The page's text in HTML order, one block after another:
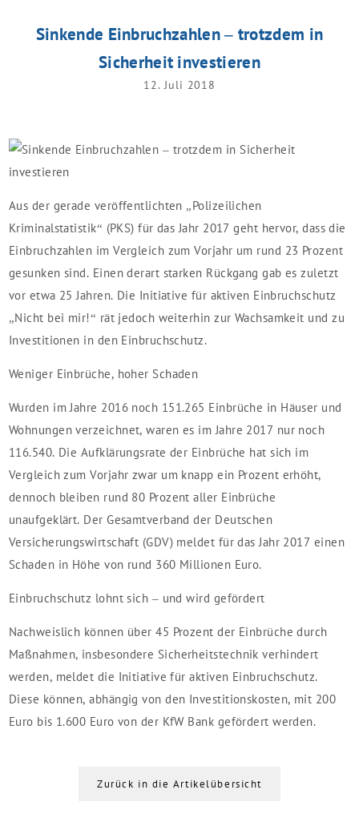
Sinkende Einbruchzahlen – trotzdem in
Sicherheit investieren
12. Juli 2018
Aus der gerade veröffentlichten „Polizeilichen
Kriminalstatistik“ (PKS) für das Jahr 2017 geht hervor, dass die
Einbruchzahlen im Vergleich zum Vorjahr um rund 23 Prozent
gesunken sind. Einen derart starken Rückgang gab es zuletzt
vor etwa 25 Jahren. Die Initiative für aktiven Einbruchschutz
„Nicht bei mir!“ rät jedoch weiterhin zur Wachsamkeit und zu
Investitionen in den Einbruchschutz.
Weniger Einbrüche, hoher Schaden
Wurden im Jahre 2016 noch 151.265 Einbrüche in Häuser und
Wohnungen verzeichnet, waren es im Jahre 2017 nur noch
116.540. Die Aufklärungsrate der Einbrüche hat sich im
Vergleich zum Vorjahr zwar um knapp ein Prozent erhöht,
dennoch bleiben rund 80 Prozent aller Einbrüche
unaufgeklärt. Der Gesamtverband der Deutschen
Versicherungswirtschaft (GDV) meldet für das Jahr 2017 einen
Schaden in Höhe von rund 360 Millionen Euro.
Einbruchschutz lohnt sich – und wird gefördert
Nachweislich können über 45 Prozent der Einbrüche durch
Maßnahmen, insbesondere Sicherheitstechnik verhindert
werden, meldet die Initiative für aktiven Einbruchschutz.
Diese können, abhängig von den Investitionskosten, mit 200
Euro bis 1.600 Euro von der KfW Bank gefördert werden.
Zurück in die Artikelübersicht